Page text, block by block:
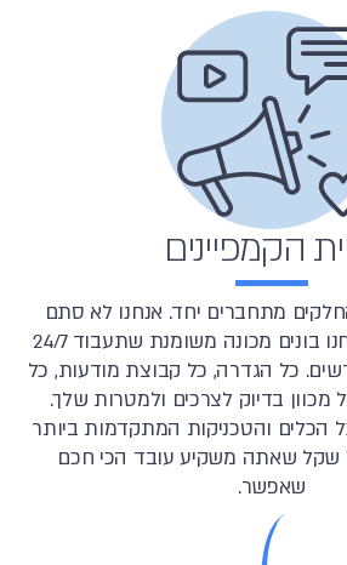
הקמפיינים
מתחברים יחד. אנחנו לא סתם
מקימים קמפיין – אנחנו בונים מכונה משומנת שתעבוד 24/7
כל הגדרה, כל קבוצת מודעות, כל
בדיוק לצרכים ולמטרות שלך.
הכלים והטכניקות המתקדמות ביותר
שקל שאתה משקיע עובד הכי חכם
שאפשר.